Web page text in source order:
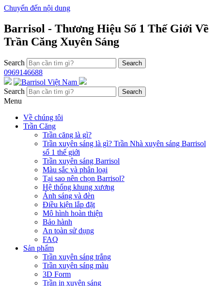
Chuyển đến nội dung
Barrisol - Thương Hiệu Số 1 Thế Giới Về
Trần Căng Xuyên Sáng
Search
0969146688
Search
Menu
Về chúng tôi
Trần Căng
Trần căng là gì?
Trần xuyên sáng là gì? Trần Nhà xuyên sáng Barrisol
số 1 thế giới
Trần xuyên sáng Barrisol
Màu sắc và phân loại
Tại sao nên chọn Barrisol?
Hệ thống khung xương
Ánh sáng và đèn
Điều kiện lắp đặt
Mô hình hoàn thiện
Bảo hành
An toàn sử dụng
FAQ
Sản phẩm
Trần xuyên sáng trắng
Trần xuyên sáng màu
3D Form
Trần in xuyên sáng